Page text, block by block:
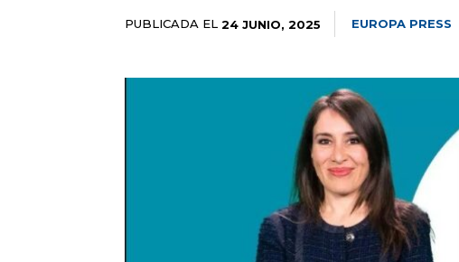
PUBLICADA EL 24 JUNIO, 2025 EUROPA PRESS